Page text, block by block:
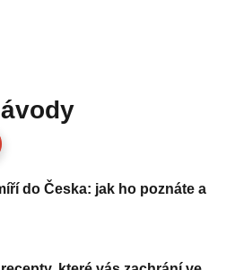
do Česka: jak ho poznáte a